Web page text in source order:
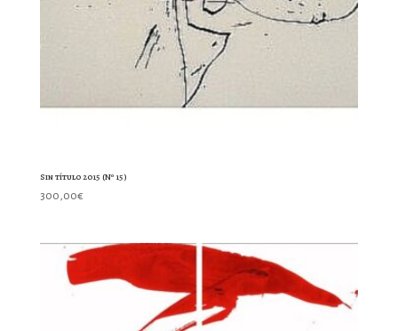
Sin título 2015 (Nº 15)
300,00€